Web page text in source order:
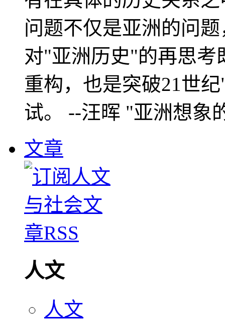
问题不仅是亚洲的问
对"亚洲历史"的再思考
重构，也是突破21世
试。 --汪晖 "亚洲想象
文章
人文
人文